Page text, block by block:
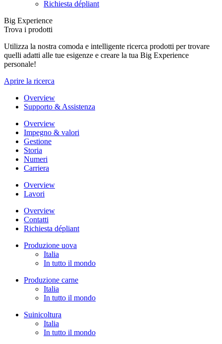
Richiesta dépliant
Big Experience
Trova i prodotti
Utilizza la nostra comoda e intelligente ricerca prodotti per trovare
quelli adatti alle tue esigenze e creare la tua Big Experience
personale!
Aprire la ricerca
Overview
Supporto & Assistenza
Overview
Impegno & valori
Gestione
Storia
Numeri
Carriera
Overview
Lavori
Overview
Contatti
Richiesta dépliant
Produzione uova
Italia
In tutto il mondo
Produzione carne
Italia
In tutto il mondo
Suinicoltura
Italia
In tutto il mondo